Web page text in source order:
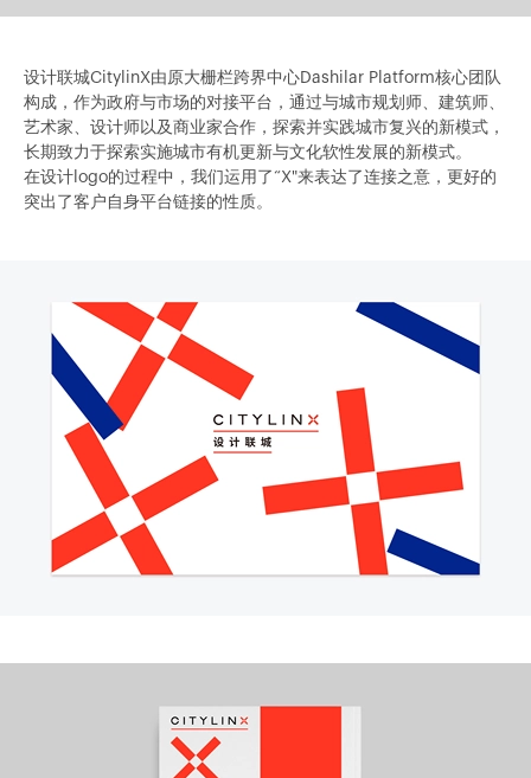
设计联城CitylinX由原大栅栏跨界中心Dashilar Platform核心团队
构成，作为政府与市场的对接平台，通过与城市规划师、建筑师、
艺术家、设计师以及商业家合作，探索并实践城市复兴的新模式，
长期致力于探索实施城市有机更新与文化软性发展的新模式。
在设计logo的过程中，我们运用了“X"来表达了连接之意，更好的
突出了客户自身平台链接的性质。